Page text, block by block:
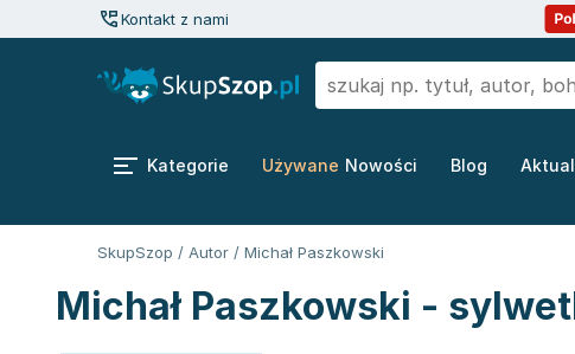
Kontakt z nami
Kategorie Używane Nowości Blog
SkupSzop / Autor / Michał Paszkowski
Michał Paszkowski -